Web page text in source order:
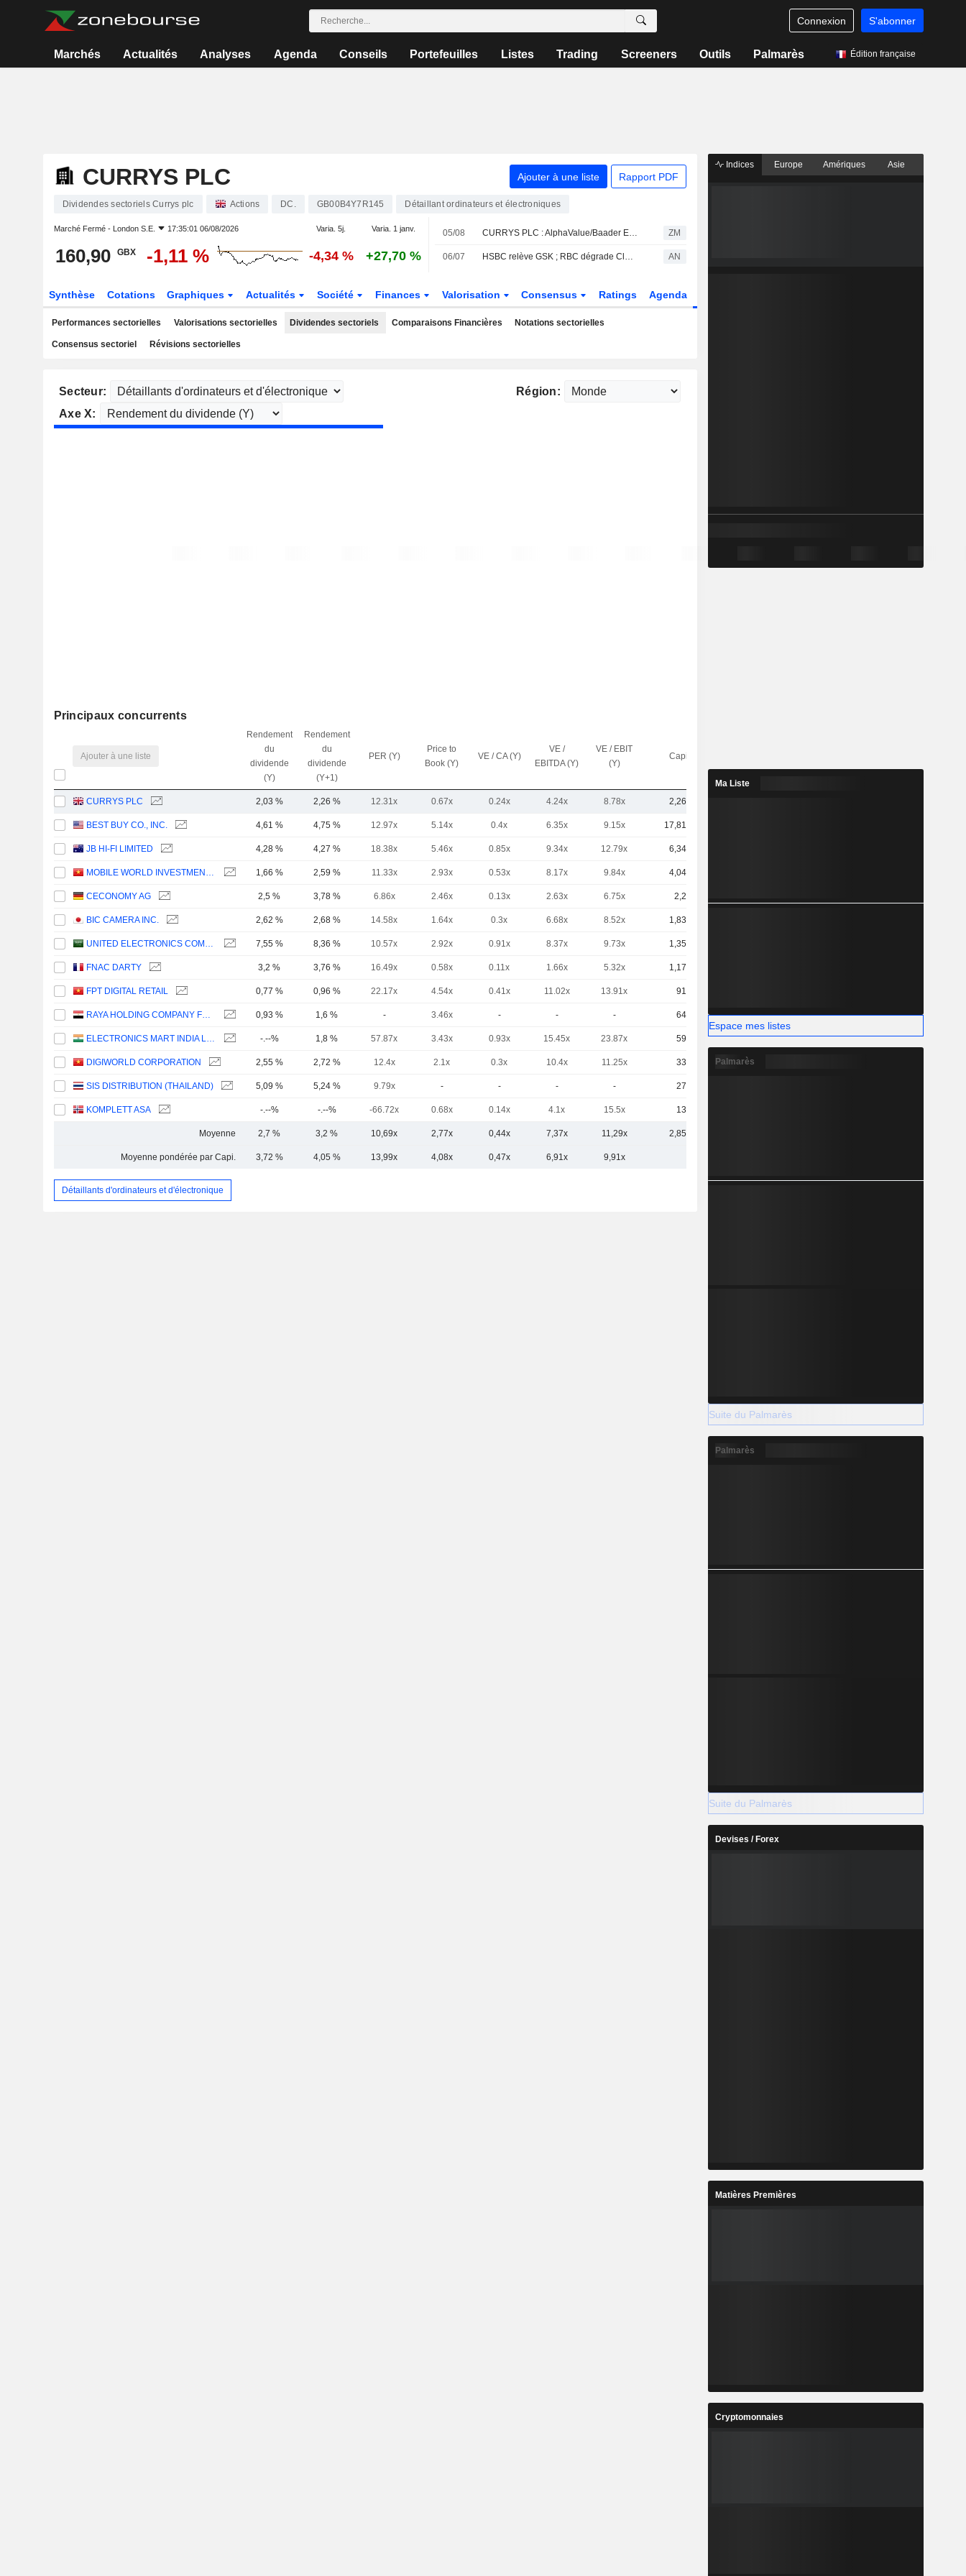
Connexion S'abonner
Marchés Actualités Analyses Agenda Conseils Portefeuilles Listes Trading Screeners Outils Palmarès Édition française
CURRYS PLC Ajouter à une liste Rapport PDF
Dividendes sectoriels Currys plc Actions DC. GB00B4Y7R145 Détaillant ordinateurs et électroniques
Marché Fermé - London S.E. 17:35:01 06/08/2026 Varia. 5j. Varia. 1 janv.
160,90 GBX -1,11 % -4,34 % +27,70 %
05/08 CURRYS PLC : AlphaValue/Baader Europe passe de vendre à acheter sur le titre ZM
06/07 HSBC relève GSK ; RBC dégrade Close Brothers AN
Synthèse Cotations Graphiques Actualités Société Finances Valorisation Consensus Ratings Agenda
Performances sectorielles Valorisations sectorielles Dividendes sectoriels Comparaisons Financières Notations sectorielles
Consensus sectoriel Révisions sectorielles
Secteur:
Région:
Axe X:
Principaux concurrents
Ajouter à une liste
Rendement
du
dividende
(Y)
Rendement
du
dividende
(Y+1)
PER (Y)
Price to
Book (Y)
VE / CA (Y)
VE /
EBITDA (Y)
VE / EBIT
(Y)
Capi.($)
CURRYS PLC 2,03 % 2,26 % 12.31x 0.67x 0.24x 4.24x 8.78x 2,26 Md
BEST BUY CO., INC. 4,61 % 4,75 % 12.97x 5.14x 0.4x 6.35x 9.15x 17,81 Md
JB HI-FI LIMITED 4,28 % 4,27 % 18.38x 5.46x 0.85x 9.34x 12.79x 6,34 Md
MOBILE WORLD INVESTMENT CORPORATION 1,66 % 2,59 % 11.33x 2.93x 0.53x 8.17x 9.84x 4,04 Md
CECONOMY AG 2,5 % 3,78 % 6.86x 2.46x 0.13x 2.63x 6.75x 2,2 Md
BIC CAMERA INC. 2,62 % 2,68 % 14.58x 1.64x 0.3x 6.68x 8.52x 1,83 Md
UNITED ELECTRONICS COMPANY 7,55 % 8,36 % 10.57x 2.92x 0.91x 8.37x 9.73x 1,35 Md
FNAC DARTY 3,2 % 3,76 % 16.49x 0.58x 0.11x 1.66x 5.32x 1,17 Md
FPT DIGITAL RETAIL 0,77 % 0,96 % 22.17x 4.54x 0.41x 11.02x 13.91x 919 M
RAYA HOLDING COMPANY FOR FINANCIAL INVESTMENTS (S.A.E) 0,93 % 1,6 % - 3.46x - - - 644 M
ELECTRONICS MART INDIA LIMITED -.--% 1,8 % 57.87x 3.43x 0.93x 15.45x 23.87x 597 M
DIGIWORLD CORPORATION 2,55 % 2,72 % 12.4x 2.1x 0.3x 10.4x 11.25x 330 M
SIS DISTRIBUTION (THAILAND) 5,09 % 5,24 % 9.79x - - - - 273 M
KOMPLETT ASA -.--% -.--% -66.72x 0.68x 0.14x 4.1x 15.5x 134 M
Moyenne 2,7 % 3,2 % 10,69x 2,77x 0,44x 7,37x 11,29x 2,85 Md
Moyenne pondérée par Capi. 3,72 % 4,05 % 13,99x 4,08x 0,47x 6,91x 9,91x
Détaillants d'ordinateurs et d'électronique
Indices Europe Amériques Asie
Ma Liste
Espace mes listes
Palmarès
Suite du Palmarès
Palmarès
Suite du Palmarès
Devises / Forex
Matières Premières
Cryptomonnaies